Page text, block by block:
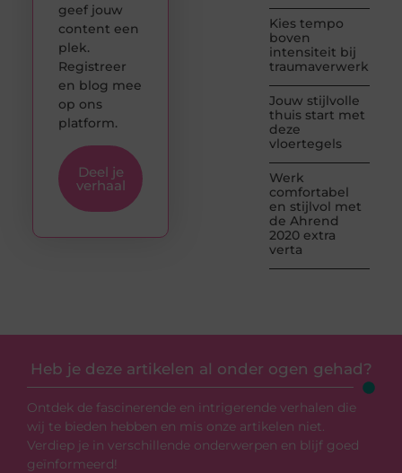
Kies tempo
boven
intensiteit bij
traumaverwerking
Jouw stijlvolle
thuis start met
deze
vloertegels
Werk
comfortabel
en stijlvol met
de Ahrend
2020 extra
verta
geef jouw
content een
plek.
Registreer
en blog mee
op ons
platform.
Deel je
verhaal
Heb je deze artikelen al onder ogen gehad?
Ontdek de fascinerende en intrigerende verhalen die
wij te bieden hebben en mis onze artikelen niet.
Verdiep je in verschillende onderwerpen en blijf goed
geïnformeerd!